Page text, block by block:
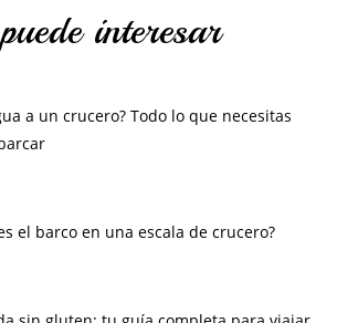
interesar
a un crucero? Todo lo que necesitas
el barco en una escala de crucero?